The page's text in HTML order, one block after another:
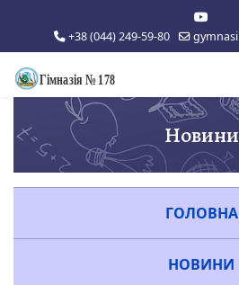
+38 (044) 249-59-80
Новини
ГОЛОВНА
НОВИНИ